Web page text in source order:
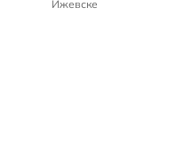
Ижевске